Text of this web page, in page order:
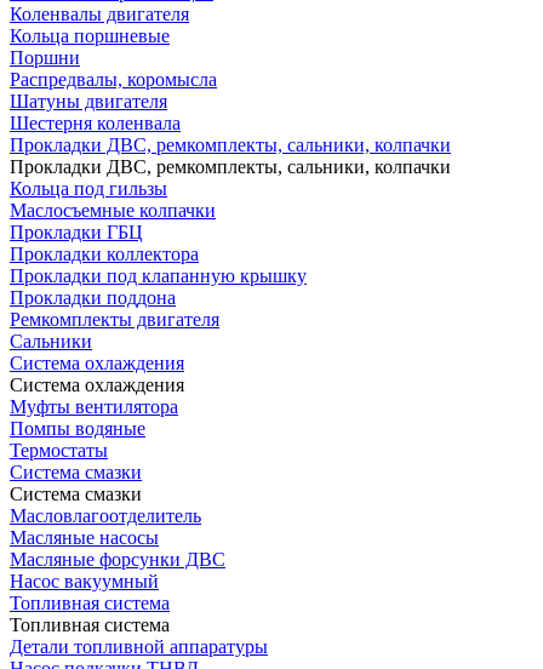
Коленвалы двигателя
Кольца поршневые
Поршни
Распредвалы, коромысла
Шатуны двигателя
Шестерня коленвала
Прокладки ДВС, ремкомплекты, сальники, колпачки
Прокладки ДВС, ремкомплекты, сальники, колпачки
Кольца под гильзы
Маслосъемные колпачки
Прокладки ГБЦ
Прокладки коллектора
Прокладки под клапанную крышку
Прокладки поддона
Ремкомплекты двигателя
Сальники
Система охлаждения
Система охлаждения
Муфты вентилятора
Помпы водяные
Термостаты
Система смазки
Система смазки
Масловлагоотделитель
Масляные насосы
Масляные форсунки ДВС
Насос вакуумный
Топливная система
Топливная система
Детали топливной аппаратуры